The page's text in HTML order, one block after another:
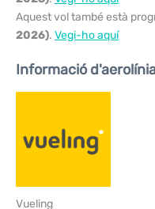
Aquest vol també està
2026). Vegi-ho aquí
Informació
Vueling